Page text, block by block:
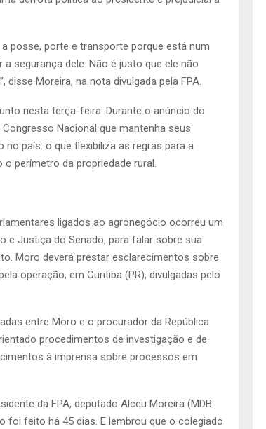
posse, porte e transporte porque está num
segurança dele. Não é justo que ele não
Moreira, na nota divulgada pela FPA.
nesta terça-feira. Durante o anúncio do
Nacional que mantenha seus
país: o que flexibiliza as regras para a
perímetro da propriedade rural.
ligados ao agronegócio ocorreu um
e Justiça do Senado, para falar sobre sua
Moro deverá prestar esclarecimentos sobre
operação, em Curitiba (PR), divulgadas pelo
entre Moro e o procurador da República
procedimentos de investigação e de
à imprensa sobre processos em
da FPA, deputado Alceu Moreira (MDB-
foi feito há 45 dias. E lembrou que o colegiado